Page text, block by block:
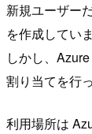
新規ユーザー
を作成してい
しかし、
割り当てを行
利用場所は